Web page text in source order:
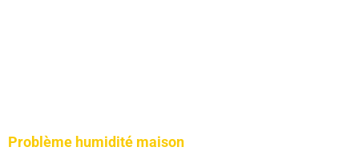
Problème humidité maison